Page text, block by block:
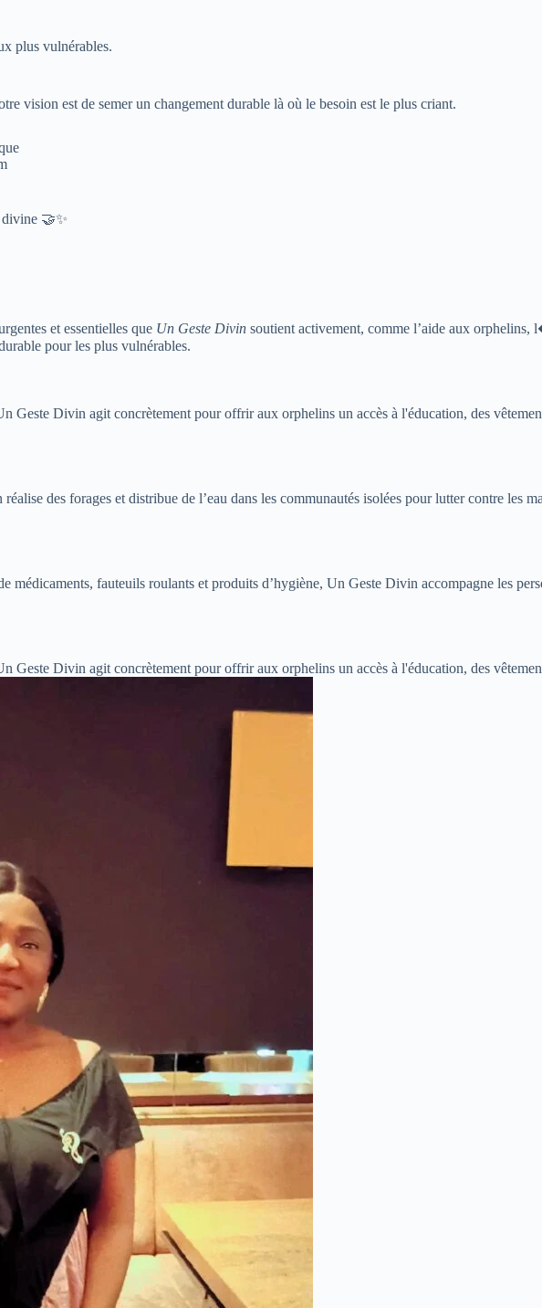
plus vulnérables.
vision est de semer un changement durable là où le besoin est le plus criant.
divine 🤝✨
et essentielles que Un Geste Divin soutient activement, comme l’aide aux
pour les plus vulnérables.
Geste Divin agit concrètement pour offrir aux orphelins un accès à l'éducation, des
des forages et distribue de l’eau dans les communautés isolées pour lutter contre les
médicaments, fauteuils roulants et produits d’hygiène, Un Geste Divin accompagne les
Geste Divin agit concrètement pour offrir aux orphelins un accès à l'éducation, des